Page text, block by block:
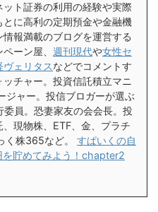
ト証券の利用の経験や実際
に高利の定期預金や金融機
報満載のブログを運営する
ーン屋、 週刊現代や女性セ
ヴェリタスなどでコメントす
ッチャー。投資信託積立マニ
ジャー。投信ブロガーが選ぶ
委員。恐妻家友の会会長。投
、現物株、ETF、金、プラチ
く株365など。 すぱいくの自
を貯めてみよう！chapter2